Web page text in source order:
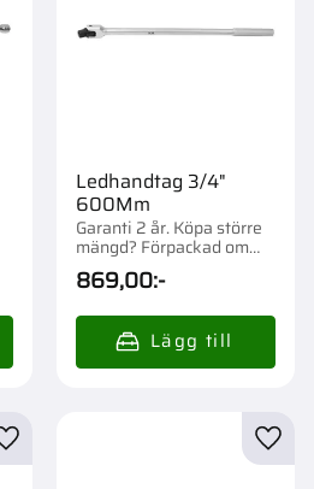
Ledhandtag 3/4"
600Mm
Garanti 2 år. Köpa större
mängd? Förpackad om
1/5/10/100 st.
869,00:-
Lägg till i favoriter